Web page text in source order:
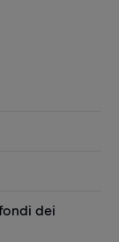
e
Reuters
di
dei